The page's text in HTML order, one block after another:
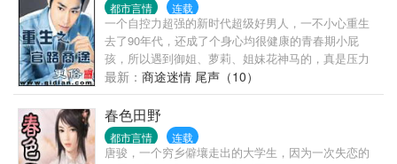
都市言情 连载
一个自控力超强的新时代超级好男人，一不小心重生
去了90年代，还成了个身心均很健康的青春期小屁
孩，所以遇到御姐、萝莉、姐妹花神马的，真是压力
山大！ 好在，还有纠缠不清的官场、商场那些事儿，
能让张恪权力以对、大战拳脚，至于白手起家创建商
业帝国……当然更是手到擒来！ 作为一个开银行、办
酒店、染指互联网、顺手牵羊迪士尼的财团总裁，成
年人张恪告诉你：发家致富的捷径只在于六个字——
最新： 商途迷情 尾声（10）
春色田野
都市言情 连载
唐骏，一个穷乡僻壤走出的大学生，因为一次失恋的